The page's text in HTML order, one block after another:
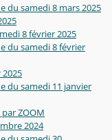
du samedi 8 mars 2025
8 février 2025
du samedi 8 février
du samedi 11 janvier
ZOOM
2024